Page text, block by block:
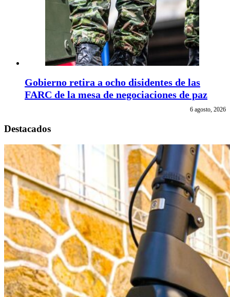
Gobierno retira a ocho disidentes de las
FARC de la mesa de negociaciones de paz
6 agosto, 2026
Destacados